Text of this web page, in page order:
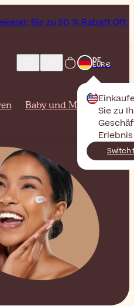
Rabatt Off Auf das gesamte
DE
EUR €
Sie zu
Switch
Baby und Mama